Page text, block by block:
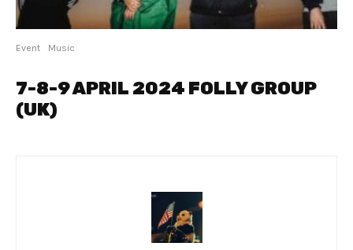
Event Music
7-8-9 APRIL 2024 FOLLY GROUP
(UK)